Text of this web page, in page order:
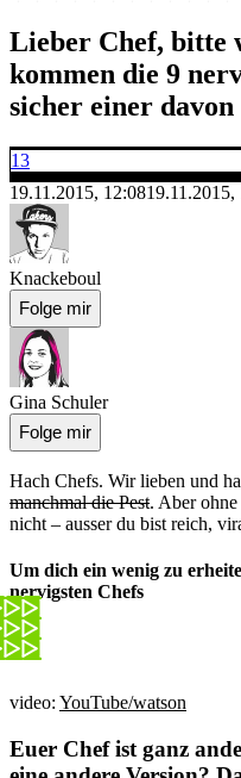
Lieber Chef, bitte
kommen die 9
sicher einer davon
13
19.11.2015, 12:0819.11.2015,
Knackeboul
Folge mir
Gina Schuler
Folge mir
Hach Chefs. Wir lieben und
manchmal die Pest. Aber ohne
nicht – ausser du bist reich,
Um dich ein wenig zu
nervigsten Chefs
video: YouTube/watson
Euer Chef ist ganz